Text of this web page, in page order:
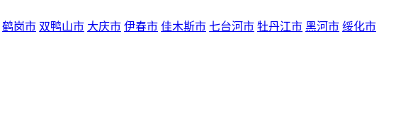
鹤岗市 双鸭山市 大庆市 伊春市 佳木斯市 七台河市 牡丹江市 黑河市 绥化市